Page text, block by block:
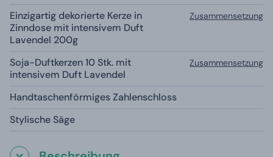
Einzigartig dekorierte Kerze in
Zinndose mit intensivem Duft
Lavendel 200g
Zusammensetzung
Soja-Duftkerzen 10 Stk. mit
intensivem Duft Lavendel
Zusammensetzung
Handtaschenförmiges Zahlenschloss
Stylische Säge